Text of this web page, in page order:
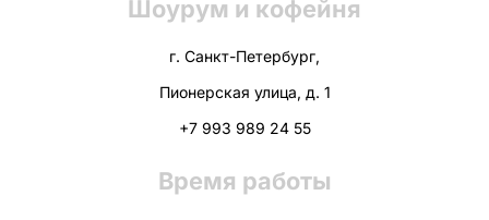
Шоурум и кофейня
г. Санкт-Петербург,
Пионерская улица, д. 1
+7 993 989 24 55
Время работы